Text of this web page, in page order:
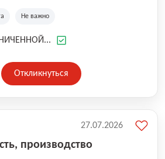
Не важно
Откликнуться
производство
27.07.2026